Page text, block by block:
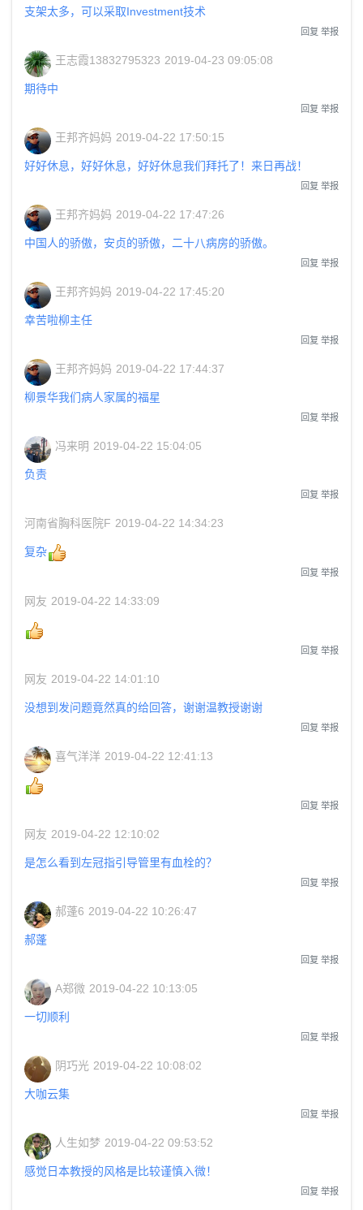
支架太多，可以采取Investment技术
回复 举报
王志霞13832795323 2019-04-23 09:05:08
期待中
回复 举报
王邦齐妈妈 2019-04-22 17:50:15
好好休息，好好休息，好好休息我们拜托了！来日再战！
回复 举报
王邦齐妈妈 2019-04-22 17:47:26
中国人的骄傲，安贞的骄傲，二十八病房的骄傲。
回复 举报
王邦齐妈妈 2019-04-22 17:45:20
幸苦啦柳主任
回复 举报
王邦齐妈妈 2019-04-22 17:44:37
柳景华我们病人家属的福星
回复 举报
冯来明 2019-04-22 15:04:05
负责
回复 举报
河南省胸科医院F 2019-04-22 14:34:23
复杂
回复 举报
网友 2019-04-22 14:33:09
回复 举报
网友 2019-04-22 14:01:10
没想到发问题竟然真的给回答，谢谢温教授谢谢
回复 举报
喜气洋洋 2019-04-22 12:41:13
回复 举报
网友 2019-04-22 12:10:02
是怎么看到左冠指引导管里有血栓的？
回复 举报
郝蓬6 2019-04-22 10:26:47
郝蓬
回复 举报
A郑微 2019-04-22 10:13:05
一切顺利
回复 举报
阴巧光 2019-04-22 10:08:02
大咖云集
回复 举报
人生如梦 2019-04-22 09:53:52
感觉日本教授的风格是比较谨慎入微！
回复 举报